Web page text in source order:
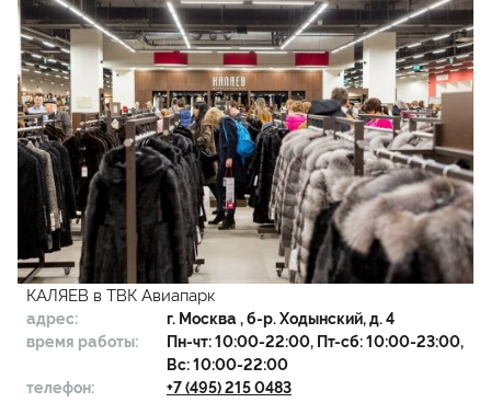
КАЛЯЕВ в ТВК Авиапарк
адрес: г. Москва , б-р. Ходынский, д. 4
время работы:
Пн-чт: 10:00-22:00, Пт-сб: 10:00-23:00,
Вс: 10:00-22:00
телефон:
+7 (495) 215 0483